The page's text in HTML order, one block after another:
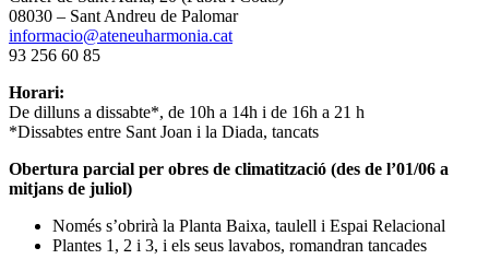
08030 – Sant Andreu de Palomar
informacio@ateneuharmonia.cat
93 256 60 85
Horari:
De dilluns a dissabte*, de 10h a 14h i de 16h a 21 h
*Dissabtes entre Sant Joan i la Diada, tancats
Obertura parcial per obres de climatització (des de l’01/06 a
mitjans de juliol)
Només s’obrirà la Planta Baixa, taulell i Espai Relacional
Plantes 1, 2 i 3, i els seus lavabos, romandran tancades